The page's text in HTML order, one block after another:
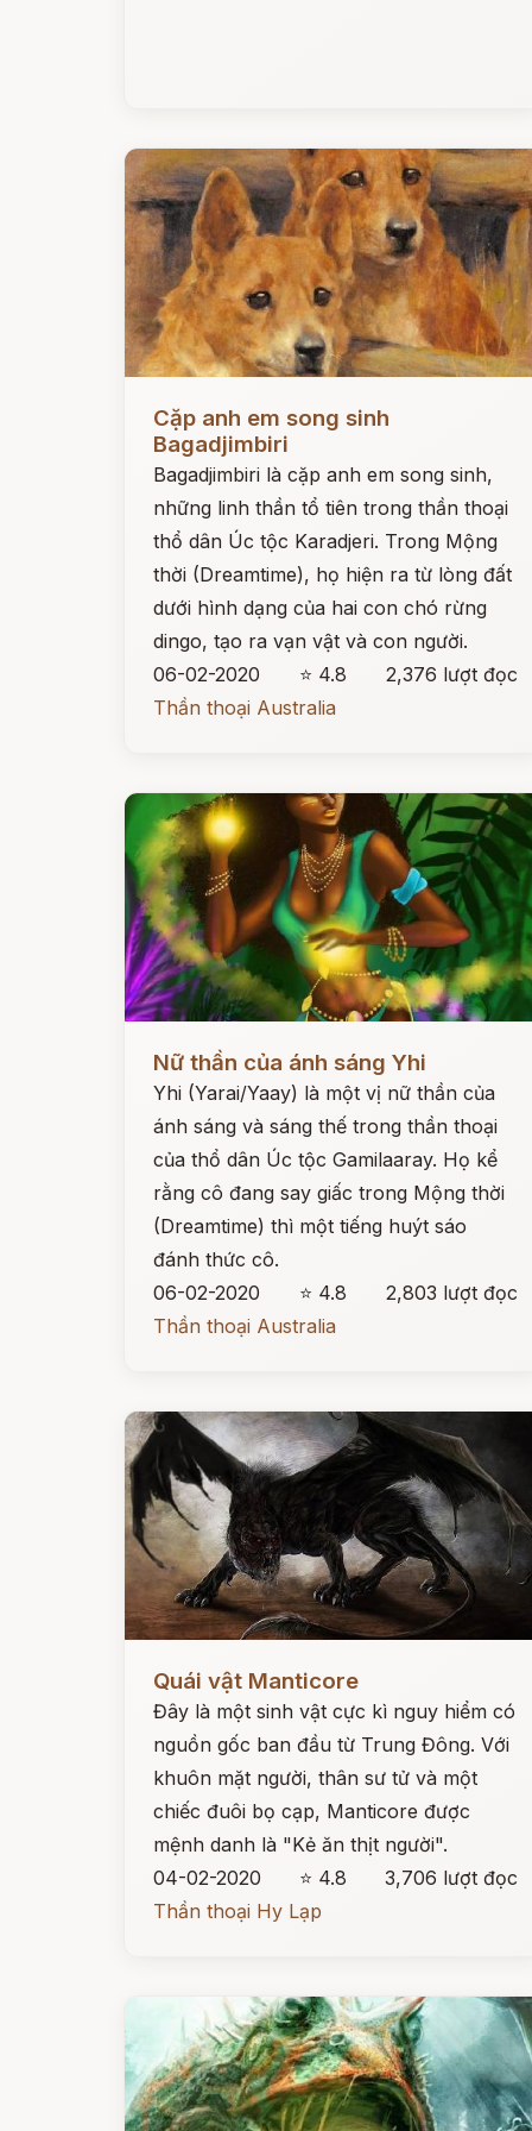
Cặp anh em song sinh
Bagadjimbiri
Bagadjimbiri là cặp anh em song sinh,
những linh thần tổ tiên trong thần thoại
thổ dân Úc tộc Karadjeri. Trong Mộng
thời (Dreamtime), họ hiện ra từ lòng đất
dưới hình dạng của hai con chó rừng
dingo, tạo ra vạn vật và con người.
06-02-2020
⭐ 4.8
2,376 lượt đọc
Thần thoại Australia
Nữ thần của ánh sáng Yhi
Yhi (Yarai/Yaay) là một vị nữ thần của
ánh sáng và sáng thế trong thần thoại
của thổ dân Úc tộc Gamilaaray. Họ kể
rằng cô đang say giấc trong Mộng thời
(Dreamtime) thì một tiếng huýt sáo
đánh thức cô.
06-02-2020
⭐ 4.8
2,803 lượt đọc
Thần thoại Australia
Quái vật Manticore
Đây là một sinh vật cực kì nguy hiểm có
nguồn gốc ban đầu từ Trung Đông. Với
khuôn mặt người, thân sư tử và một
chiếc đuôi bọ cạp, Manticore được
mệnh danh là "Kẻ ăn thịt người".
04-02-2020
⭐ 4.8
3,706 lượt đọc
Thần thoại Hy Lạp